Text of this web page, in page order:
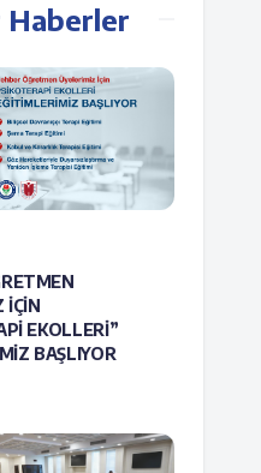
Haberler
İÇİN
EKOLLERİ”
BAŞLIYOR